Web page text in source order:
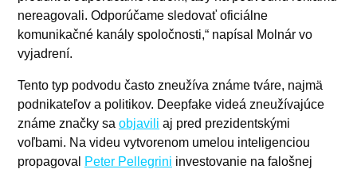
nereagovali. Odporúčame sledovať oficiálne
komunikačné kanály spoločnosti,“ napísal Molnár vo
vyjadrení.
Tento typ podvodu často zneužíva známe tváre, najmä
podnikateľov a politikov. Deepfake videá zneužívajúce
známe značky sa objavili aj pred prezidentskými
voľbami. Na videu vytvorenom umelou inteligenciou
propagoval
Peter Pellegrini investovanie na falošnej